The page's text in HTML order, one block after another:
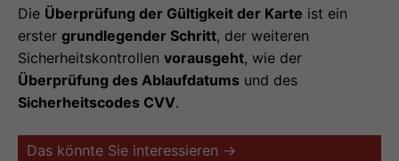
Die Überprüfung der Gültigkeit der Karte ist ein
erster grundlegender Schritt, der weiteren
Sicherheitskontrollen vorausgeht, wie der
Überprüfung des Ablaufdatums und des
Sicherheitscodes CVV.
Das könnte Sie interessieren →